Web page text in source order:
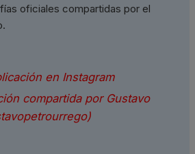
oficiales compartidas por el
en Instagram
compartida por Gustavo